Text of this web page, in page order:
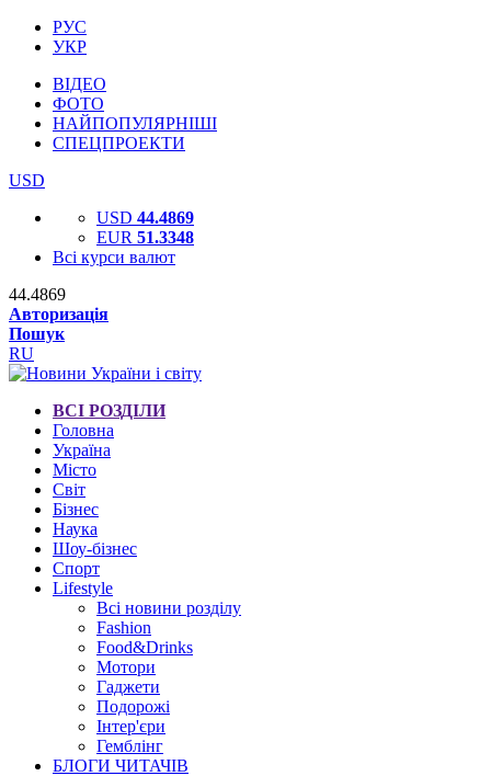
РУС
УКР
ВІДЕО
ФОТО
НАЙПОПУЛЯРНІШІ
СПЕЦПРОЕКТИ
USD
USD 44.4869
EUR 51.3348
Всі курси валют
44.4869
Авторизація
Пошук
RU
ВСІ РОЗДІЛИ
Головна
Україна
Місто
Світ
Бізнес
Наука
Шоу-бізнес
Спорт
Lifestyle
Всі новини розділу
Fashion
Food&Drinks
Мотори
Гаджети
Подорожі
Інтер'єри
Гемблінг
БЛОГИ ЧИТАЧІВ